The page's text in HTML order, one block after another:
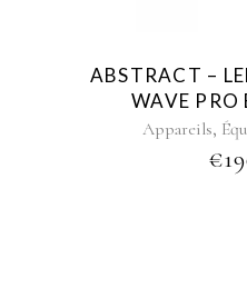
ABSTRACT –
WAVE
Appareils,
€